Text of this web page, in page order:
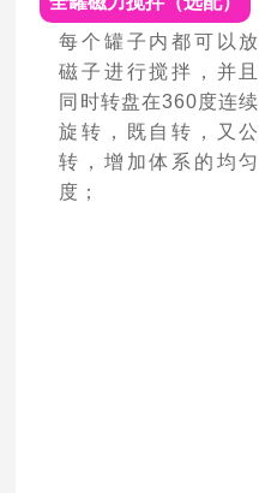
每个罐子内都可以放
磁子进行搅拌，并且
同时转盘在360度连续
旋转，既自转，又公
转，增加体系的均匀
度；